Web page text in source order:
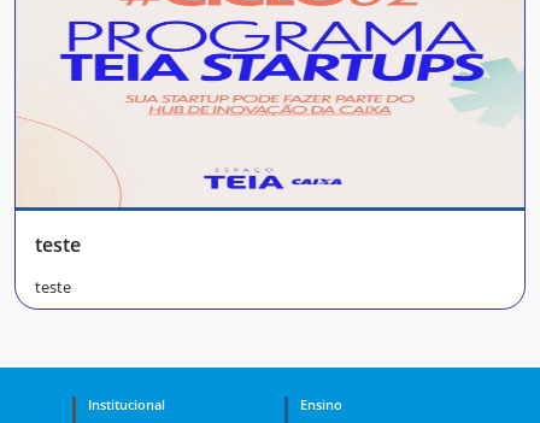
teste
teste
Institucional
Ensino